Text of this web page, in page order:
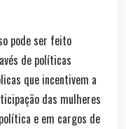
pode ser feito
de políticas
que incentivem a
das mulheres
e em cargos de